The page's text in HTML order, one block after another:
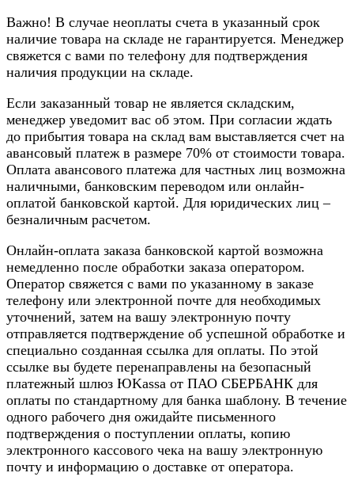
Важно! В случае неоплаты счета в указанный срок
наличие товара на складе не гарантируется. Менеджер
свяжется с вами по телефону для подтверждения
наличия продукции на складе.
Если заказанный товар не является складским,
менеджер уведомит вас об этом. При согласии ждать
до прибытия товара на склад вам выставляется счет на
авансовый платеж в размере 70% от стоимости товара.
Оплата авансового платежа для частных лиц возможна
наличными, банковским переводом или онлайн-
оплатой банковской картой. Для юридических лиц –
безналичным расчетом.
Онлайн-оплата заказа банковской картой возможна
немедленно после обработки заказа оператором.
Оператор свяжется с вами по указанному в заказе
телефону или электронной почте для необходимых
уточнений, затем на вашу электронную почту
отправляется подтверждение об успешной обработке и
специально созданная ссылка для оплаты. По этой
ссылке вы будете перенаправлены на безопасный
платежный шлюз ЮKassa от ПАО СБЕРБАНК для
оплаты по стандартному для банка шаблону. В течение
одного рабочего дня ожидайте письменного
подтверждения о поступлении оплаты, копию
электронного кассового чека на вашу электронную
почту и информацию о доставке от оператора.